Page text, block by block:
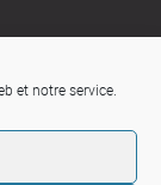
et notre service.